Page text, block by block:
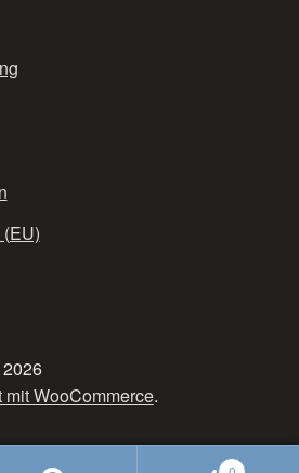
mit WooCommerce.